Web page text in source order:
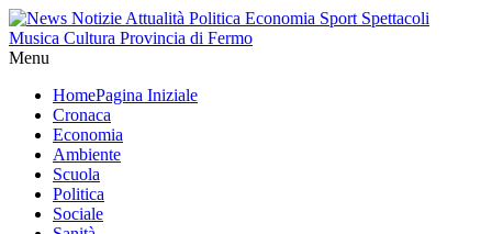
Menu
HomePagina Iniziale
Cronaca
Economia
Ambiente
Scuola
Politica
Sociale